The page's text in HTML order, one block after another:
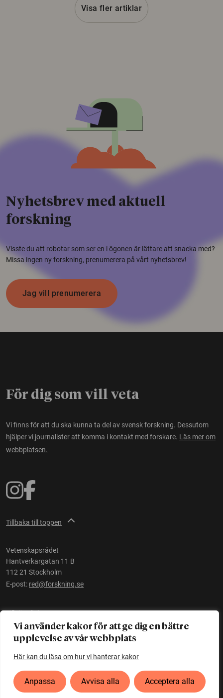
Vi använder kakor för att ge dig en bättre
upplevelse av vår webbplats
Här kan du läsa om hur vi hanterar kakor
Anpassa Avvisa alla Acceptera alla
Visa fler artiklar
Nyhetsbrev med aktuell
forskning
Visste du att robotar som ser en i ögonen är lättare att snacka med?
Missa ingen ny forskning, prenumerera på vårt nyhetsbrev!
Jag vill prenumerera
För dig som vill veta
Vi finns för att du ska kunna ta del av svensk forskning. Dessutom
hjälper vi journalister att komma i kontakt med forskare. Läs mer om
webbplatsen.
Tillbaka till toppen
Vetenskapsrådet
Hantverkargatan 11 B
112 21 Stockholm
E-post: red@forskning.se
Tillgänglighet
Ett initiativ avVetenskapsrådet